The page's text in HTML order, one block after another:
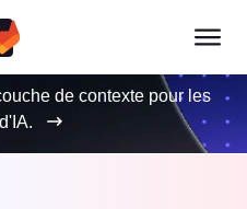
de contexte pour les